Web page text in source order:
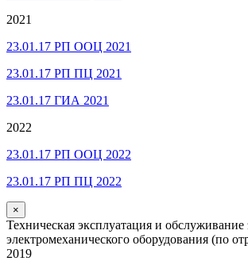
2021
23.01.17 РП ООЦ 2021
23.01.17 РП ПЦ 2021
23.01.17 ГИА 2021
2022
23.01.17 РП ООЦ 2022
23.01.17 РП ПЦ 2022
×
Техническая эксплуатация и обслуживание
электромеханического оборудования (по
2019